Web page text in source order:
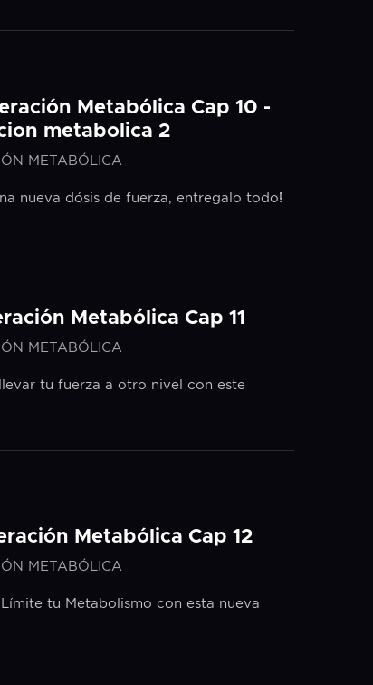
Metabólica Cap 10 -
metabolica 2
METABÓLICA
nueva dósis de fuerza, entregalo todo!
Metabólica Cap 11
METABÓLICA
tu fuerza a otro nivel con este
Metabólica Cap 12
METABÓLICA
tu Metabolismo con esta nueva